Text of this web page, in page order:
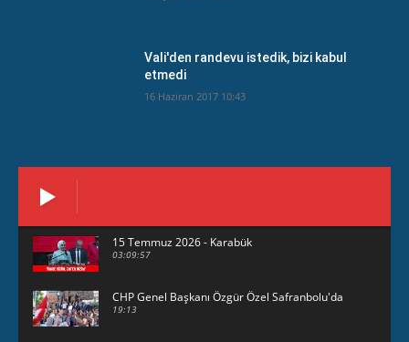
Vali'den randevu istedik, bizi kabul
etmedi
16 Haziran 2017 10:43
15 Temmuz 2026 - Karabük
03:09:57
CHP Genel Başkanı Özgür Özel Safranbolu'da
19:13